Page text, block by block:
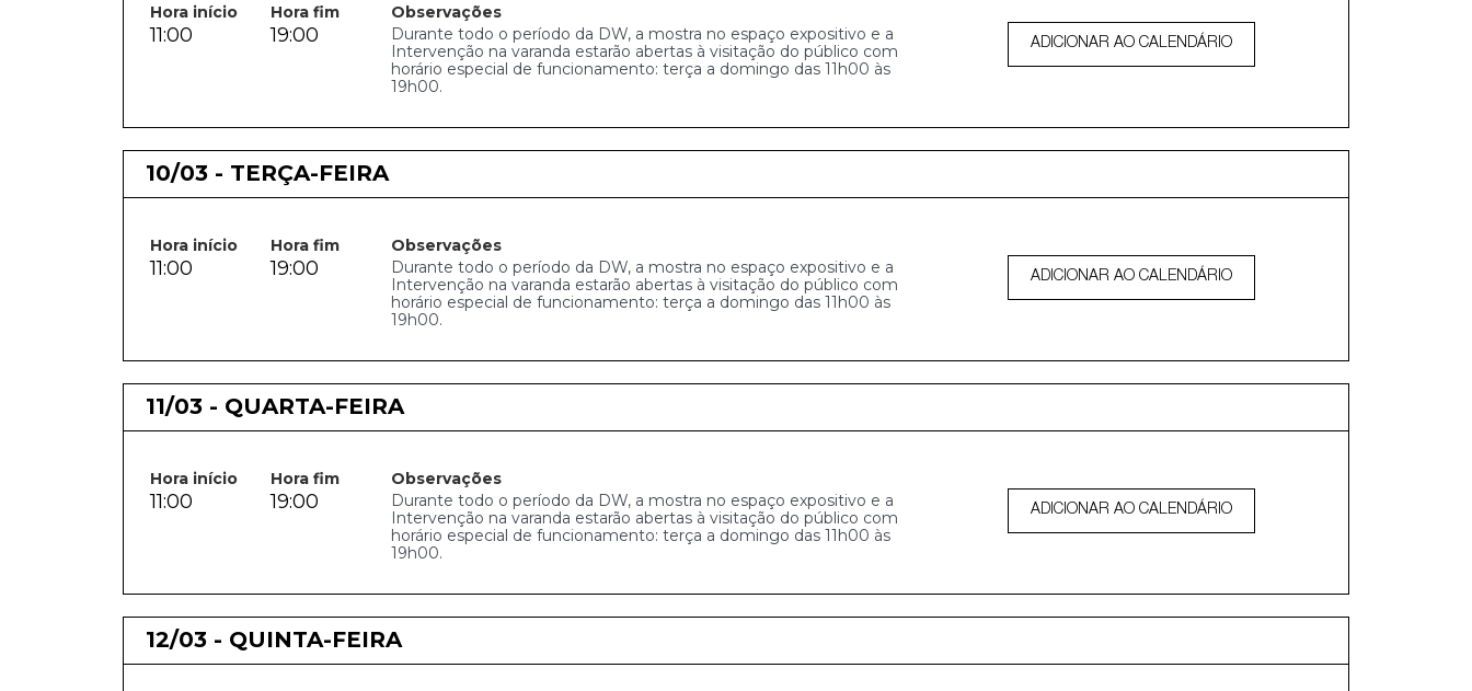
Hora início Hora fim Observações
11:00 19:00
Durante todo o período da DW, a mostra no espaço expositivo e a
Intervenção na varanda estarão abertas à visitação do público com
horário especial de funcionamento: terça a domingo das 11h00 às
19h00.
ADICIONAR AO CALENDÁRIO
10/03 - TERÇA-FEIRA
Hora início Hora fim Observações
11:00 19:00
Durante todo o período da DW, a mostra no espaço expositivo e a
Intervenção na varanda estarão abertas à visitação do público com
horário especial de funcionamento: terça a domingo das 11h00 às
19h00.
ADICIONAR AO CALENDÁRIO
11/03 - QUARTA-FEIRA
Hora início Hora fim Observações
11:00 19:00
Durante todo o período da DW, a mostra no espaço expositivo e a
Intervenção na varanda estarão abertas à visitação do público com
horário especial de funcionamento: terça a domingo das 11h00 às
19h00.
ADICIONAR AO CALENDÁRIO
12/03 - QUINTA-FEIRA